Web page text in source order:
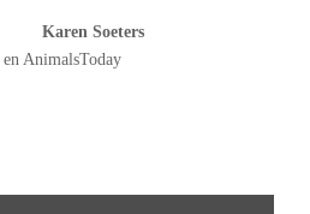
Karen Soeters
en AnimalsToday